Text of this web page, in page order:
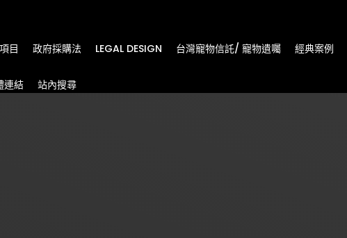
目 政府採購法 LEGAL DESIGN 台灣寵物信託/ 寵物遺囑 經典案例
連結 站內搜尋